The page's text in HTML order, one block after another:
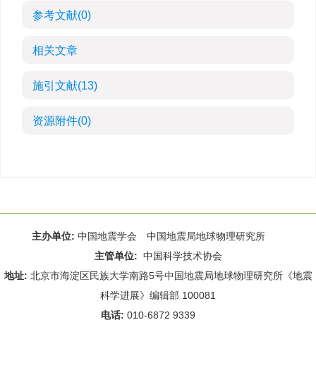
参考文献(0)
相关文章
施引文献(13)
资源附件(0)
主办单位: 中国地震学会 中国地震局地球物理研究所
主管单位: 中国科学技术协会
地址: 北京市海淀区民族大学南路5号中国地震局地球物理研究所《地震
科学进展》编辑部 100081
电话: 010-6872 9339